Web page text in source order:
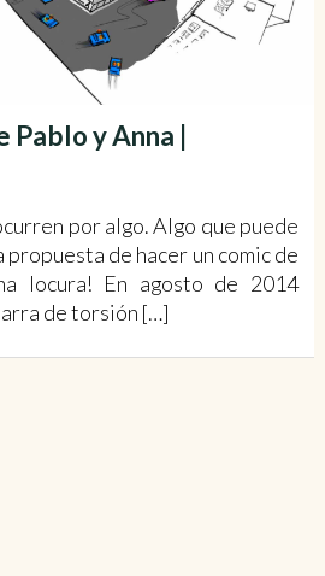
Pablo y Anna |
por algo. Algo que puede
de hacer un comic de
locura! En agosto de 2014
de torsión […]